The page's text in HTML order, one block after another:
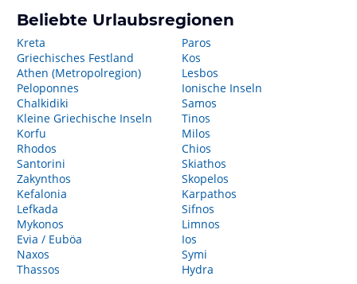
Beliebte Urlaubsregionen
Kreta
Griechisches Festland
Athen (Metropolregion)
Peloponnes
Chalkidiki
Kleine Griechische Inseln
Korfu
Rhodos
Santorini
Zakynthos
Kefalonia
Lefkada
Mykonos
Evia / Euböa
Naxos
Thassos
Paros
Kos
Lesbos
Ionische Inseln
Samos
Tinos
Milos
Chios
Skiathos
Skopelos
Karpathos
Sifnos
Limnos
Ios
Symi
Hydra